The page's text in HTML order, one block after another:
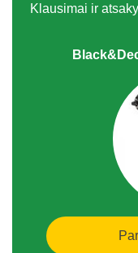
Klausimai ir